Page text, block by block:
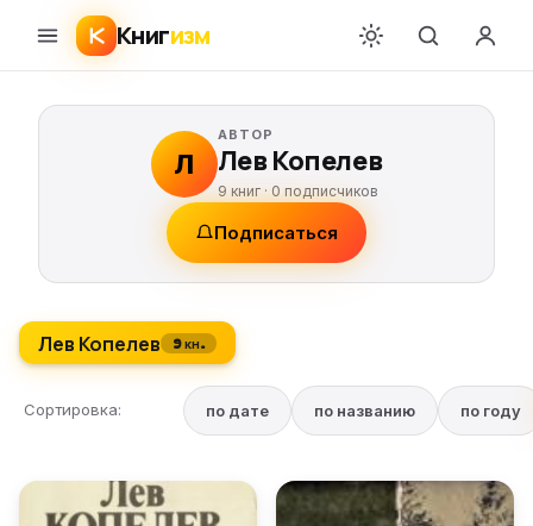
Книгизм
Л
АВТОР
Лев Копелев
9 книг · 0 подписчиков
Подписаться
Лев Копелев 9 кн.
Сортировка: по дате по названию по году